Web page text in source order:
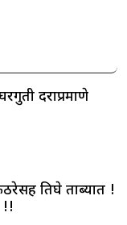
दराप्रमाणे
तिघे ताब्यात !
!!